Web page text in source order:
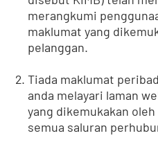
merangkumi
maklumat yang
pelanggan.
Tiada maklumat
anda melayari laman
yang dikemukakan
semua saluran